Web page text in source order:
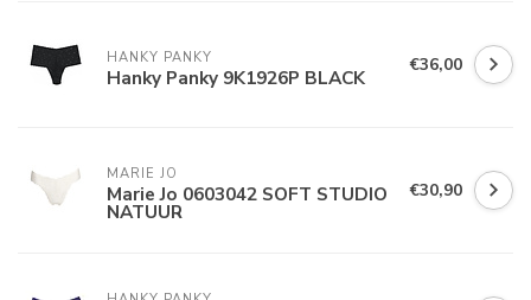
HANKY PANKY
Hanky Panky 9K1926P BLACK €36,00
MARIE JO
Marie Jo 0603042 SOFT STUDIO
NATUUR
€30,90